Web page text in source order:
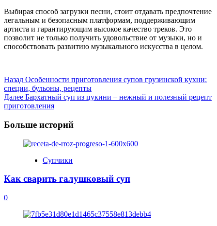
Выбирая способ загрузки песни, стоит отдавать предпочтение
легальным и безопасным платформам, поддерживающим
артиста и гарантирующим высокое качество треков. Это
позволит не только получить удовольствие от музыки, но и
способствовать развитию музыкального искусства в целом.
Post
Navigation
Назад Особенности приготовления супов грузинской кухни:
специи, бульоны, рецепты
Далее Бархатный суп из цукини – нежный и полезный рецепт
приготовления
Больше историй
Супчики
Как сварить галушковый суп
0